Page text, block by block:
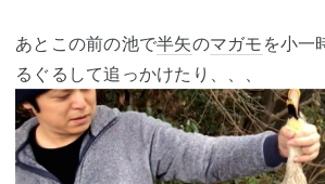
あとこの前の池で半矢のマガモ を小一
るぐるして追っかけたり、、、